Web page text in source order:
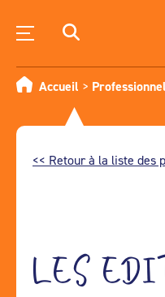
Accueil >
<< Retour à la liste des
LES